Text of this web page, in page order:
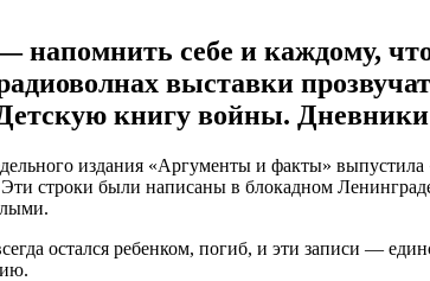
себе и каждому,
выставки
книгу войны.
издания «Аргументы и факты»
строки были написаны в блокадном
остался ребенком, погиб, и эти записи —